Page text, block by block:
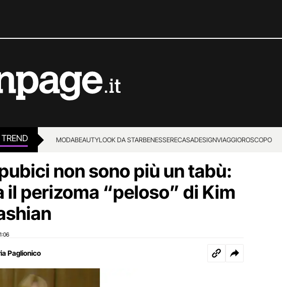
MODABEAUTYLOOK DA STARBENESSERECASADESIGNVIAGGIOROSCOPO
non sono più un tabù:
il perizoma “peloso” di Kim
Paglionico